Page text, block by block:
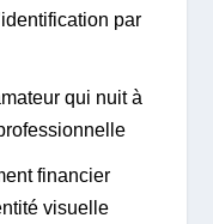
par
qui nuit à
financier
visuelle